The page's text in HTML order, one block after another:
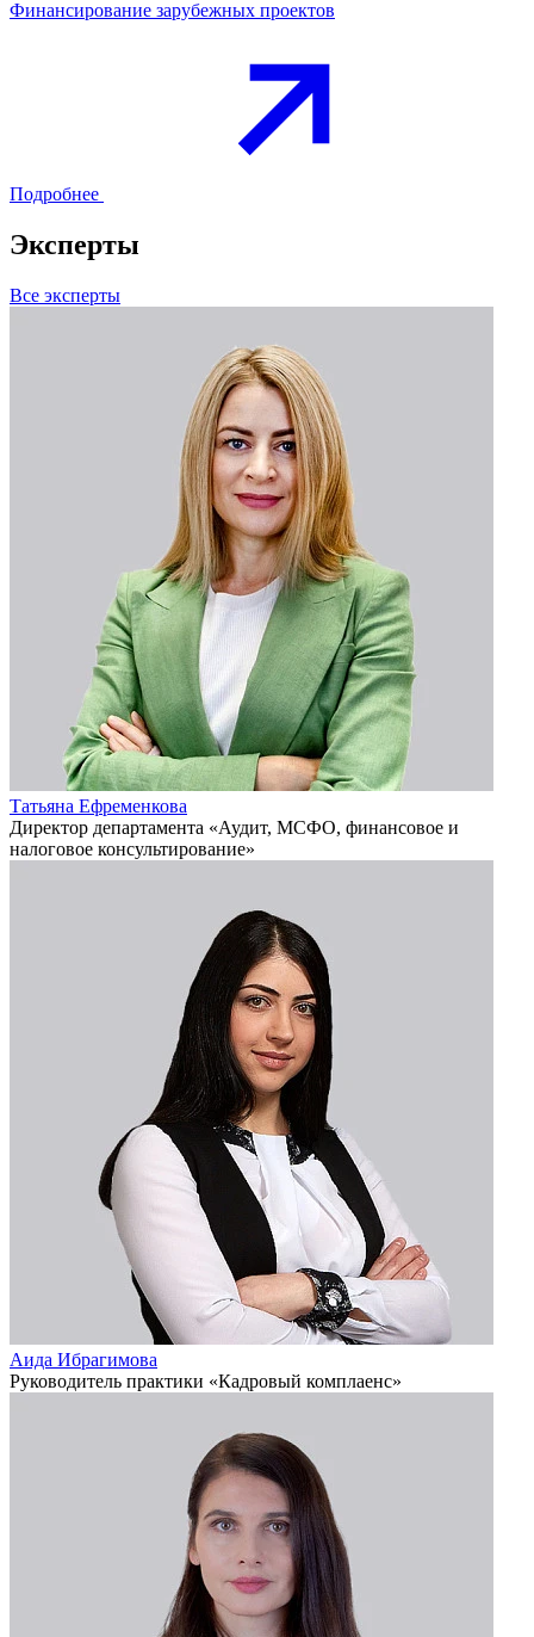
Финансирование зарубежных проектов
Подробнее
Эксперты
Все эксперты
Татьяна Ефременкова
Директор департамента «Аудит, МСФО, финансовое и
налоговое консультирование»
Аида Ибрагимова
Руководитель практики «Кадровый комплаенс»